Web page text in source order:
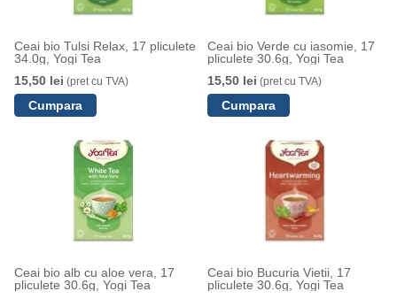
Ceai bio Tulsi Relax, 17 pliculete
34.0g, Yogi Tea
15,50 lei (pret cu TVA)
Ceai bio Verde cu iasomie, 17
pliculete 30.6g, Yogi Tea
15,50 lei (pret cu TVA)
Ceai bio alb cu aloe vera, 17
pliculete 30.6g, Yogi Tea
Ceai bio Bucuria Vietii, 17
pliculete 30.6g, Yogi Tea